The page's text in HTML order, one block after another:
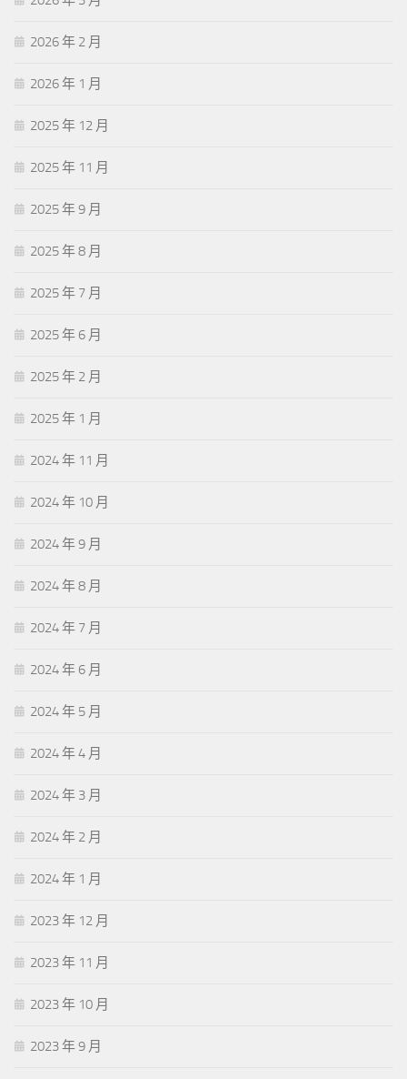
2026 年 2 月
2026 年 1 月
2025 年 12 月
2025 年 11 月
2025 年 9 月
2025 年 8 月
2025 年 7 月
2025 年 6 月
2025 年 2 月
2025 年 1 月
2024 年 11 月
2024 年 10 月
2024 年 9 月
2024 年 8 月
2024 年 7 月
2024 年 6 月
2024 年 5 月
2024 年 4 月
2024 年 3 月
2024 年 2 月
2024 年 1 月
2023 年 12 月
2023 年 11 月
2023 年 10 月
2023 年 9 月